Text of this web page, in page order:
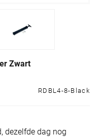
Zwart
RDBL4-8-Black
dezelfde dag nog